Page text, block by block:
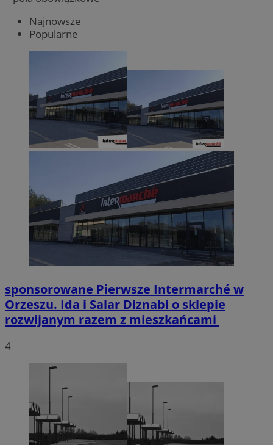
Najnowsze
Popularne
sponsorowane Pierwsze Intermarché w
Orzeszu. Ida i Salar Diznabi o sklepie
rozwijanym razem z mieszkańcami
4